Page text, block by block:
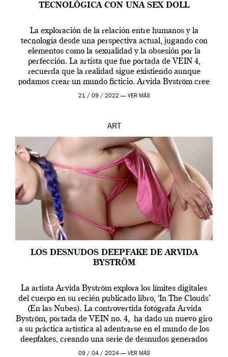
TECNOLÓGICA CON UNA SEX DOLL
La exploración de la relación entre humanos y la
tecnología desde una perspectiva actual, jugando con
elementos como la sexualidad y la obsesión por la
perfección. La artista que fue portada de VEIN 4,
recuerda que la realidad sigue existiendo aunque
podamos crear un mundo ficticio. Arvida Byström cree
que los humanos tienen un complejo […]
21 / 09 / 2022 — VER MÁS
ART
LOS DESNUDOS DEEPFAKE DE ARVIDA
BYSTRÖM
La artista Arvida Byström explora los límites digitales
del cuerpo en su recién publicado libro, ‘In The Clouds’
(En las Nubes). La controvertida fotógrafa Arvida
Byström, portada de VEIN no. 4, ha dado un nuevo giro
a su práctica artística al adentrarse en el mundo de los
deepfakes, creando una serie de desnudos generados
por […]
09 / 04 / 2024 — VER MÁS